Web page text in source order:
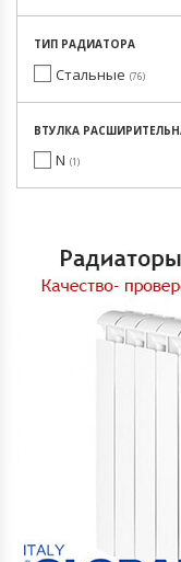
ТИП РАДИАТОРА
Стальные 76
ВТУЛКА
N 1